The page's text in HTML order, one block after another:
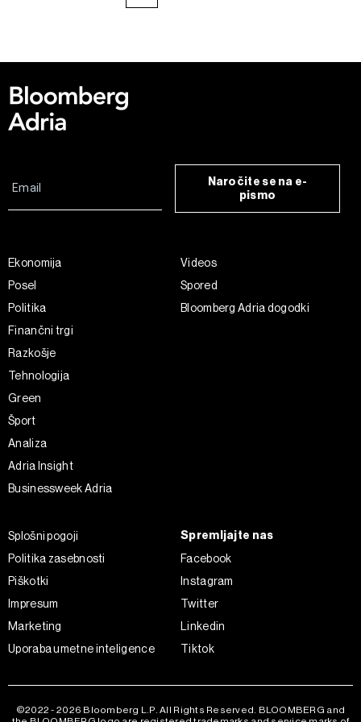
Naročite se na e-
pismo
Ekonomija
Posel
Politika
Finančni trgi
Razkošje
Tehnologija
Green
Šport
Analiza
Adria Insight
Businessweek Adria
Videos
Spored
Bloomberg Adria dogodki
Splošni pogoji
Politika zasebnosti
Piškotki
Impresum
Marketing
Uporaba umetne inteligence
Spremljajte nas
Facebook
Instagram
Twitter
Linkedin
Tiktok
©2022 - 2026 Bloomberg L.P. All Rights Reserved. BLOOMBERG and